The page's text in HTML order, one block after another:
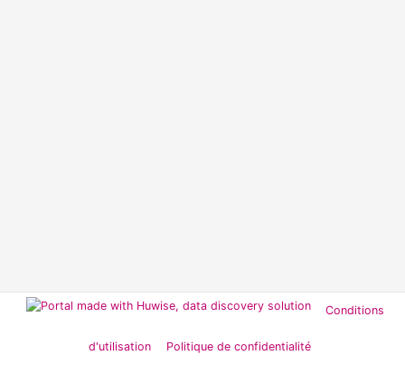
Conditions
d'utilisation Politique de confidentialité